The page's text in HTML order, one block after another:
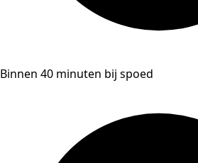
Binnen 40 minuten bij spoed